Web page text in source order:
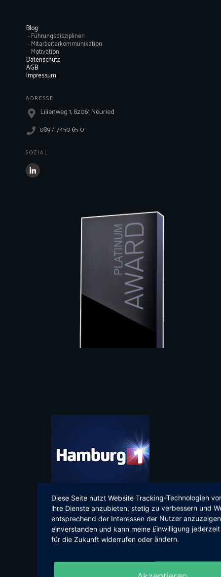
Blog
- Führungsdisziplinen
- Mitarbeiterkommunikation
- Motivation
Datenschutz
AGB
Impressum
ADRESSE
Lilienweg 1, 82061 Neuried
089 / 7450 65-0
SOZIAL
Diese Seite nutzt Website Tracking-Technologien
ihre Dienste anzubieten, stetig zu verbessern und
entsprechend der Interessen der Nutzer
einverstanden und kann meine Einwilligung
für die Zukunft widerrufen oder ändern.